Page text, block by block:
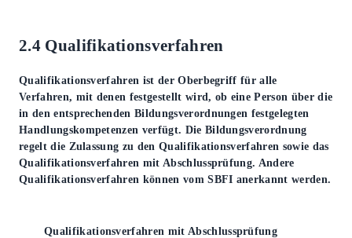
2.4Qualifikationsverfahren
Qualifikationsverfahren ist der Oberbegriff für alle
Verfahren, mit denen festgestellt wird, ob eine Person über die
in den entsprechenden Bildungsverordnungen festgelegten
Handlungskompetenzen verfügt. Die Bildungsverordnung
regelt die Zulassung zu den Qualifikationsverfahren sowie das
Qualifikationsverfahren mit Abschlussprüfung. Andere
Qualifikationsverfahren können vom SBFI anerkannt werden.
Qualifikationsverfahren mit Abschlussprüfung